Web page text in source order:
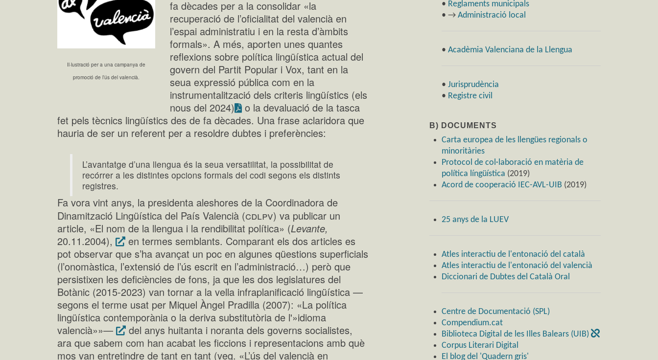
Il·lustració per a una campanya de
promoció de l’ús del valencià.
fa dècades per a la consolidar «la
recuperació de l’oficialitat del valencià en
l’espai administratiu i en la resta d’àmbits
formals». A més, aporten unes quantes
reflexions sobre política lingüística actual del
govern del Partit Popular i Vox, tant en la
seua expressió pública com en la
instrumentalització dels criteris lingüístics (els
nous del 2024)
o la devaluació de la tasca
fet pels tècnics lingüístics des de fa dècades. Una frase aclaridora que
hauria de ser un referent per a resoldre dubtes i preferències:
L’avantatge d’una llengua és la seua versatilitat, la possibilitat de
recórrer a les distintes opcions formals del codi segons els distints
registres.
Fa vora vint anys, la presidenta aleshores de la Coordinadora de
Dinamització Lingüística del País Valencià (cdlpv) va publicar un
article, «El nom de la llengua i la rendibilitat política» (Levante,
20.11.2004),
en termes semblants. Comparant els dos articles es
pot observar que s’ha avançat un poc en algunes qüestions superficials
(l’onomàstica, l’extensió de l’ús escrit en l’administració…) però que
persistixen les deficiències de fons, ja que les dos legislatures del
Botànic (2015-2023) van tornar a la vella infraplanificació lingüística —
segons el terme usat per Miquel Àngel Pradilla (2007): «La política
lingüística contemporània o la deriva substitutòria de l'»idioma
valencià»»—
del anys huitanta i noranta dels governs socialistes,
ara que sabem com han acabat les ficcions i representacions amb què
mos van entretindre de tant en tant (veg. «L’ús del valencià en
• Reglaments municipals
• → Administració local
• Acadèmia Valenciana de la Llengua
• Jurisprudència
• Registre civil
B) DOCUMENTS
Carta europea de les llengües regionals o
minoritàries
Protocol de col·laboració en matèria de
política língüística (2019)
Acord de cooperació IEC-AVL-UIB (2019)
25 anys de la LUEV
Atles interactiu de l'entonació del català
Atles interactiu de l'entonació del valencià
Diccionari de Dubtes del Català Oral
Centre de Documentació (SPL)
Compendium.cat
Biblioteca Digital de les Illes Balears (UIB)
Corpus Literari Digital
El blog del 'Quadern gris'